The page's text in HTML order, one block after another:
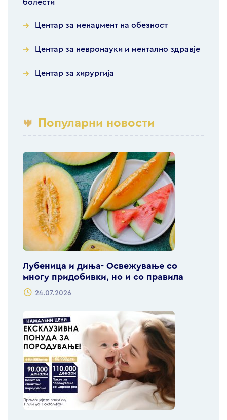
болести
Центар за менаџмент на обезност
Центар за невронауки и ментално здравје
Центар за хирургија
Популарни новости
Лубеница и диња- Освежување со
многу придобивки, но и со правила
24.07.2026